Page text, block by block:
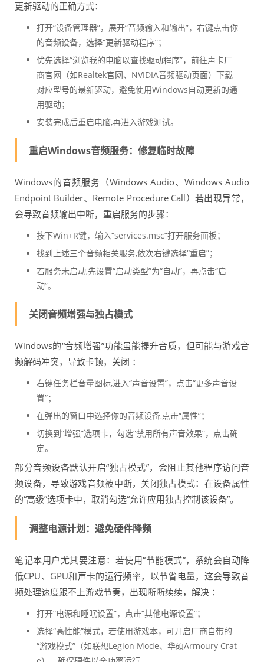
更新驱动的正确方式：
打开“设备管理器”，展开“音频输入和输出”，右键点击你
的音频设备，选择“更新驱动程序”；
优先选择“浏览我的电脑以查找驱动程序”，前往声卡厂
商官网（如Realtek官网、NVIDIA音频驱动页面）下载
对应型号的最新驱动，避免使用Windows自动更新的通
用驱动；
安装完成后重启电脑,再进入游戏测试。
重启Windows音频服务：修复临时故障
Windows的音频服务（Windows Audio、Windows Audio
Endpoint Builder、Remote Procedure Call）若出现异常，
会导致音频输出中断，重启服务的步骤：
按下Win+R键，输入“services.msc”打开服务面板；
找到上述三个音频相关服务,依次右键选择“重启”；
若服务未启动,先设置“启动类型”为“自动”，再点击“启
动”。
关闭音频增强与独占模式
Windows的“音频增强”功能虽能提升音质，但可能与游戏音
频解码冲突，导致卡顿，关闭 ：
右键任务栏音量图标,进入“声音设置”，点击“更多声音设
置”；
在弹出的窗口中选择你的音频设备,点击“属性”；
切换到“增强”选项卡，勾选“禁用所有声音效果”，点击确
定。
部分音频设备默认开启“独占模式”，会阻止其他程序访问音
频设备，导致游戏音频被中断，关闭独占模式：在设备属性
的“高级”选项卡中，取消勾选“允许应用独占控制该设备”。
调整电源计划：避免硬件降频
笔记本用户尤其要注意：若使用“节能模式”，系统会自动降
低CPU、GPU和声卡的运行频率，以节省电量，这会导致音
频处理速度跟不上游戏节奏，出现断断续续，解决 ：
打开“电源和睡眠设置”，点击“其他电源设置”；
选择“高性能”模式，若使用游戏本，可开启厂商自带的
“游戏模式”（如联想Legion Mode、华硕Armoury Crat